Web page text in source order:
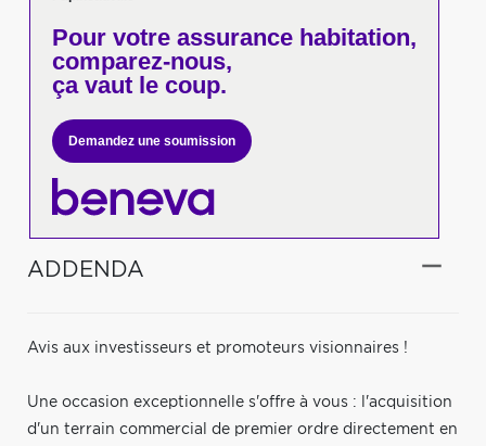
Pour votreassurance habitation,
comparez-nous,
ça vaut le coup.
Demandez une soumission
ADDENDA
Avis aux investisseurs et promoteurs visionnaires !
Une occasion exceptionnelle s'offre à vous : l'acquisition
d'un terrain commercial de premier ordre directement en